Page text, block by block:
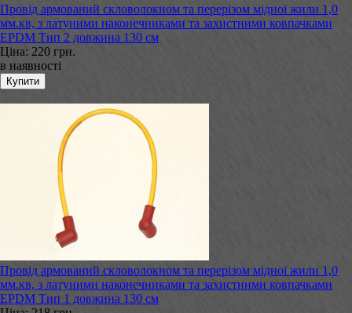
Провід армований скловолокном та перерізом мідної жили 1,0
мм.кв, з латуними наконечниками та захистними ковпачками
EPDM Тип 2 довжина 130 см
Ціна: 220 грн.
в наявності
Провід армований скловолокном та перерізом мідної жили 1,0
мм.кв, з латуними наконечниками та захистними ковпачками
EPDM Тип 1 довжина 130 см